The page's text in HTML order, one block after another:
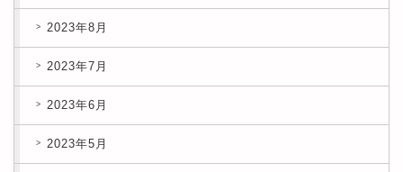
2023年8月
2023年7月
2023年6月
2023年5月